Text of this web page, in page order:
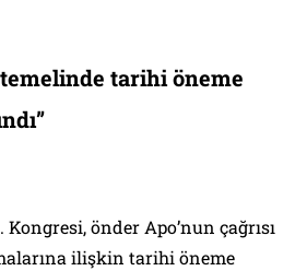
temelinde tarihi öneme
Kongresi, önder Apo’nun çağrısı
ilişkin tarihi öneme